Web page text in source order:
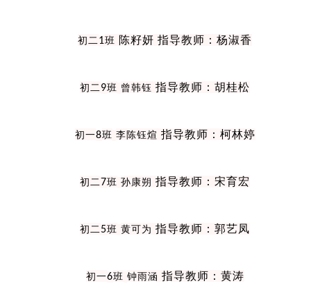
初二 1班 陈籽妍 指导教师：杨淑香
初二 9班 曾韩钰 指导教师：胡桂松
初一8班 李陈钰煊 指导教师：柯林婷
初二 7班 孙康朔 指导教师：宋育宏
初二5班 黄可为 指导教师：郭艺凤
初一6班 钟雨涵 指导教师：黄涛